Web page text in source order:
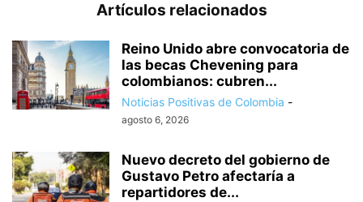
Artículos relacionados
Reino Unido abre convocatoria de
las becas Chevening para
colombianos: cubren...
Noticias Positivas de Colombia -
agosto 6, 2026
Nuevo decreto del gobierno de
Gustavo Petro afectaría a
repartidores de...